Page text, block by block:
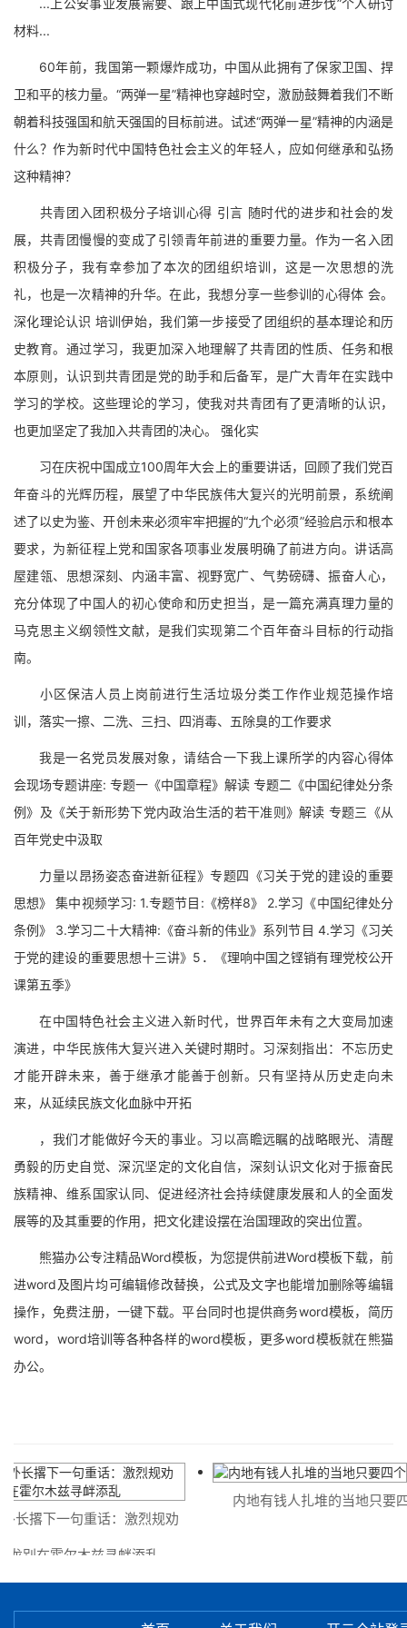
...上公安事业发展需要、跟上中国式现代化前进步伐”个人研讨
材料...
60年前，我国第一颗爆炸成功，中国从此拥有了保家卫国、捍
卫和平的核力量。“两弹一星”精神也穿越时空，激励鼓舞着我们不断
朝着科技强国和航天强国的目标前进。试述“两弹一星”精神的内涵是
什么？作为新时代中国特色社会主义的年轻人，应如何继承和弘扬
这种精神？
共青团入团积极分子培训心得 引言 随时代的进步和社会的发
展，共青团慢慢的变成了引领青年前进的重要力量。作为一名入团
积极分子，我有幸参加了本次的团组织培训，这是一次思想的洗
礼，也是一次精神的升华。在此，我想分享一些参训的心得体 会。
深化理论认识 培训伊始，我们第一步接受了团组织的基本理论和历
史教育。通过学习，我更加深入地理解了共青团的性质、任务和根
本原则，认识到共青团是党的助手和后备军，是广大青年在实践中
学习的学校。这些理论的学习，使我对共青团有了更清晰的认识，
也更加坚定了我加入共青团的决心。 强化实
习在庆祝中国成立100周年大会上的重要讲话，回顾了我们党百
年奋斗的光辉历程，展望了中华民族伟大复兴的光明前景，系统阐
述了以史为鉴、开创未来必须牢牢把握的“九个必须”经验启示和根本
要求，为新征程上党和国家各项事业发展明确了前进方向。讲话高
屋建瓴、思想深刻、内涵丰富、视野宽广、气势磅礴、振奋人心，
充分体现了中国人的初心使命和历史担当，是一篇充满真理力量的
马克思主义纲领性文献，是我们实现第二个百年奋斗目标的行动指
南。
小区保洁人员上岗前进行生活垃圾分类工作作业规范操作培
训，落实一擦、二洗、三扫、四消毒、五除臭的工作要求
我是一名党员发展对象，请结合一下我上课所学的内容心得体
会现场专题讲座: 专题一《中国章程》解读 专题二《中国纪律处分条
例》及《关于新形势下党内政治生活的若干准则》解读 专题三《从
百年党史中汲取
力量以昂扬姿态奋进新征程》专题四《习关于党的建设的重要
思想》 集中视频学习: 1.专题节目:《榜样8》 2.学习《中国纪律处分
条例》 3.学习二十大精神:《奋斗新的伟业》系列节目 4.学习《习关
于党的建设的重要思想十三讲》5．《理响中国之铿销有理党校公开
课第五季》
在中国特色社会主义进入新时代，世界百年未有之大变局加速
演进，中华民族伟大复兴进入关键时期时。习深刻指出：不忘历史
才能开辟未来，善于继承才能善于创新。只有坚持从历史走向未
来，从延续民族文化血脉中开拓
，我们才能做好今天的事业。习以高瞻远瞩的战略眼光、清醒
勇毅的历史自觉、深沉坚定的文化自信，深刻认识文化对于振奋民
族精神、维系国家认同、促进经济社会持续健康发展和人的全面发
展等的及其重要的作用，把文化建设摆在治国理政的突出位置。
熊猫办公专注精品Word模板，为您提供前进Word模板下载，前
进word及图片均可编辑修改替换，公式及文字也能增加删除等编辑
操作，免费注册，一键下载。平台同时也提供商务word模板，简历
word，word培训等各种各样的word模板，更多word模板就在熊猫
办公。
下一句重话：激烈规劝
在霍尔木兹寻衅添乱
内地有钱人扎堆的当地只要四个